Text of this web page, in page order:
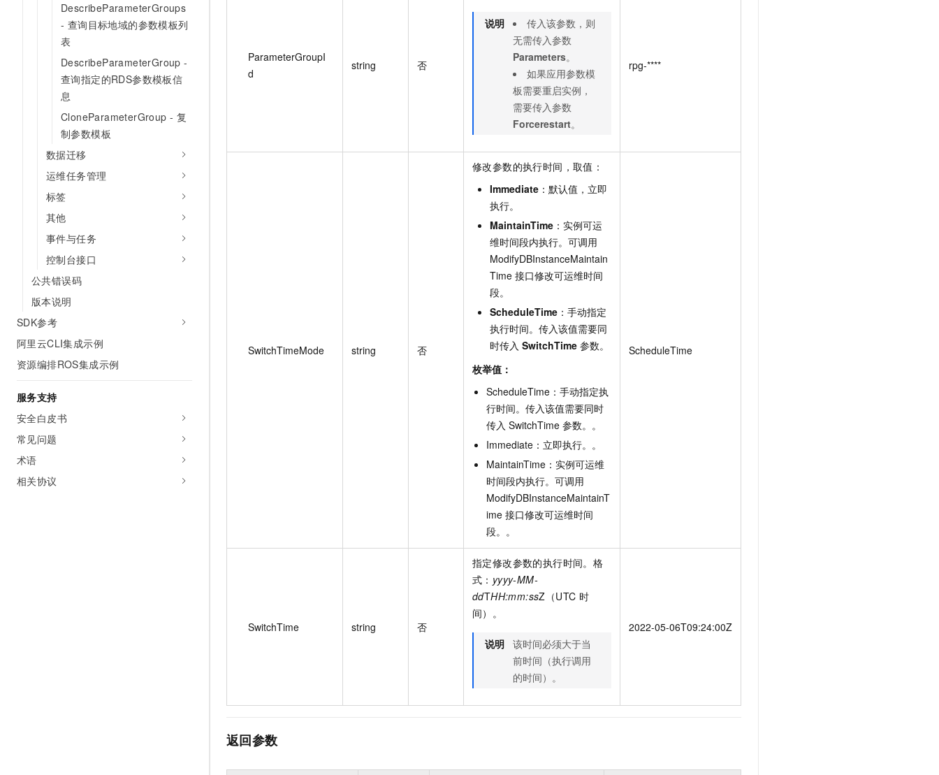
DescribeParameterGroups
- 查询目标地域的参数模板列
表
DescribeParameterGroup -
查询指定的RDS参数模板信
息
CloneParameterGroup - 复
制参数模板
数据迁移
运维任务管理
标签
其他
事件与任务
控制台接口
公共错误码
版本说明
SDK参考
阿里云CLI集成示例
资源编排ROS集成示例
服务支持
安全白皮书
常见问题
术语
相关协议
ParameterGroupI
d
string 否
说明
传入该参数，则
无需传入参数
Parameters。
如果应用参数模
板需要重启实例，
需要传入参数
Forcerestart。
rpg-****
SwitchTimeMode string 否
修改参数的执行时间，取值：
Immediate ：默认值，立即
执行。
MaintainTime ：实例可运
维时间段内执行。可调用
ModifyDBInstanceMaintain
Time 接口修改可运维时间
段。
ScheduleTime ：手动指定
执行时间。传入该值需要同
时传入 SwitchTime 参数。
枚举值：
ScheduleTime ： 手动指定执
行时间。传入该值需要同时
传入 SwitchTime 参数。 。
Immediate ： 立即执行。 。
MaintainTime ： 实例可运维
时间段内执行。可调用
ModifyDBInstanceMaintainT
ime 接口修改可运维时间
段。 。
ScheduleTime
SwitchTime string 否
指定修改参数的执行时间。格
式： yyyy-MM-
ddTHH:mm:ssZ（UTC 时
间）。
说明 该时间必须大于当
前时间（执行调用
的时间）。
2022-05-06T09:24:00Z
返回参数